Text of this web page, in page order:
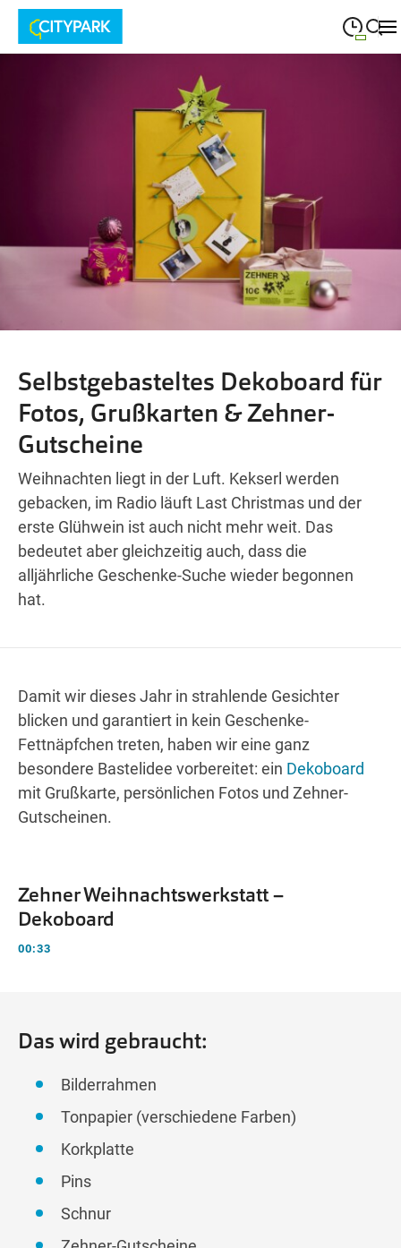
Donnerstag
09:00
Freitag
FREITAG 09:00
09:00—18:00
Wegbeschreibung
Selbstgebasteltes Dekoboard für
Fotos, Grußkarten & Zehner-
Gutscheine
Weihnachten liegt in der Luft. Kekserl werden
gebacken, im Radio läuft Last Christmas und der
erste Glühwein ist auch nicht mehr weit. Das
bedeutet aber gleichzeitig auch, dass die
alljährliche Geschenke-Suche wieder begonnen
hat.
Damit wir dieses Jahr in strahlende Gesichter
blicken und garantiert in kein Geschenke-
Fettnäpfchen treten, haben wir eine ganz
besondere Bastelidee vorbereitet: ein Dekoboard
mit Grußkarte, persönlichen Fotos und Zehner-
Gutscheinen.
Zehner Weihnachtswerkstatt –
Dekoboard
00:33
Das wird gebraucht:
Bilderrahmen
Tonpapier (verschiedene Farben)
Korkplatte
Pins
Schnur